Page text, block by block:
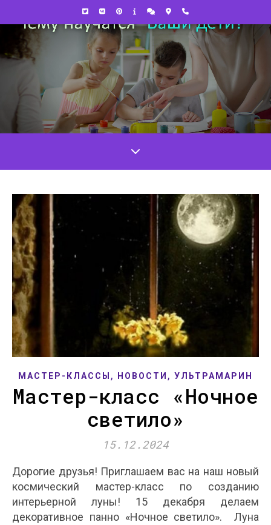
МАСТЕР-КЛАССЫ , НОВОСТИ , УЛЬТРАМАРИН
Мастер-класс «Ночное
светило»
15.12.2024
Дорогие друзья! Приглашаем вас на наш новый
космический мастер-класс по созданию
интерьерной луны! 15 декабря делаем
декоративное панно «Ночное светило». Луна